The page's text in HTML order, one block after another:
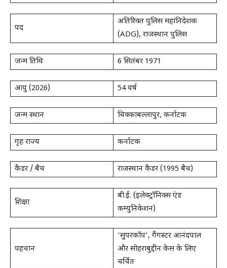
पद
अतिरिक्त पुलिस महानिदेशक
(ADG), राजस्थान पुलिस
जन्म तिथि 6 सितंबर 1971
आयु (2026) 54 वर्ष
जन्म स्थान चिक्काबल्लापुर, कर्नाटक
गृह राज्य कर्नाटक
कैडर / बैच राजस्थान कैडर (1995 बैच)
शिक्षा
बी.ई. (इलेक्ट्रॉनिक्स एंड
कम्युनिकेशन)
पहचान
‘सुपरकॉप’, गैंगस्टर आनंदपाल
और सोहराबुद्दीन केस के लिए
चर्चित